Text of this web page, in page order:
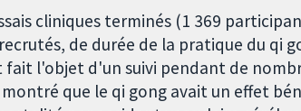
cliniques terminés (1 369
de durée de la pratique du qi
fait l'objet d'un suivi pendant de
que le qi gong avait un effet